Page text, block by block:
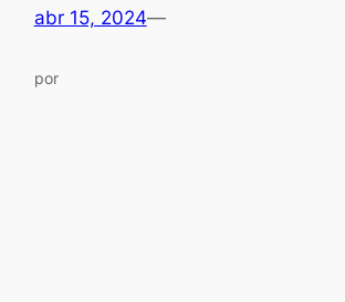
abr 15, 2024—
por